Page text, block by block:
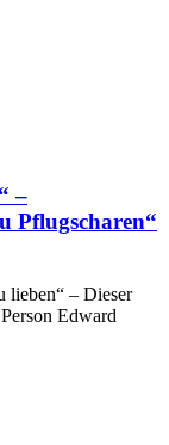
–
Pflugscharen“
lieben“ – Dieser
Edward